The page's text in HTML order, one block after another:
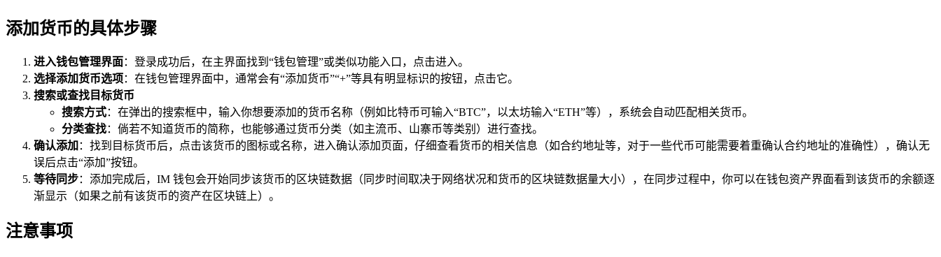
添加货币的具体步骤
进入钱包管理界面：登录成功后，在主界面找到“钱包管理”或类似功能入口，点击进入。
选择添加货币选项：在钱包管理界面中，通常会有“添加货币”“+”等具有明显标识的按钮，点击它。
搜索或查找目标货币
搜索方式：在弹出的搜索框中，输入你想要添加的货币名称（例如比特币可输入“BTC”，以太坊输入“ETH”等），系统会自动匹配相关货币。
分类查找：倘若不知道货币的简称，也能够通过货币分类（如主流币、山寨币等类别）进行查找。
确认添加 ：找到目标货币后，点击该货币的图标或名称，进入确认添加页面，仔细查看货币的相关信息（如合约地址等，对于一些代币可能需要着重确认合约地址的准确性），确认无
误后点击“添加”按钮。
等待同步：添加完成后，IM 钱包会开始同步该货币的区块链数据（同步时间取决于网络状况和货币的区块链数据量大小），在同步过程中，你可以在钱包资产界面看到该货币的余额逐
渐显示（如果之前有该货币的资产在区块链上）。
注意事项